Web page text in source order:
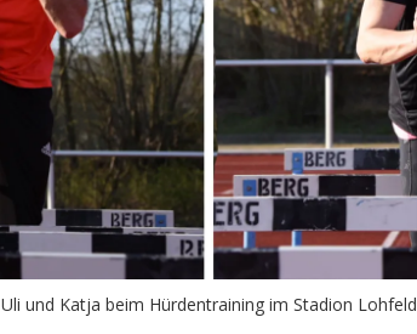
Uli und Katja beim Hürdentraining im Stadion Lohfeld